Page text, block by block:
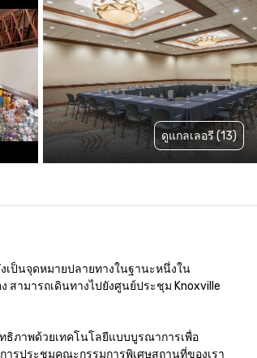
ดูแกลเลอรี (13)
เป็นจุดหมายปลายทางในฐานะหนึ่งใน
สามารถเดินทางไปยังศูนย์ประชุม Knoxville
ธิภาพด้วยเทคโนโลยีแบบบูรณาการเพื่อ
รประชุมคณะกรรมการพิเศษสถานที่ของเรา